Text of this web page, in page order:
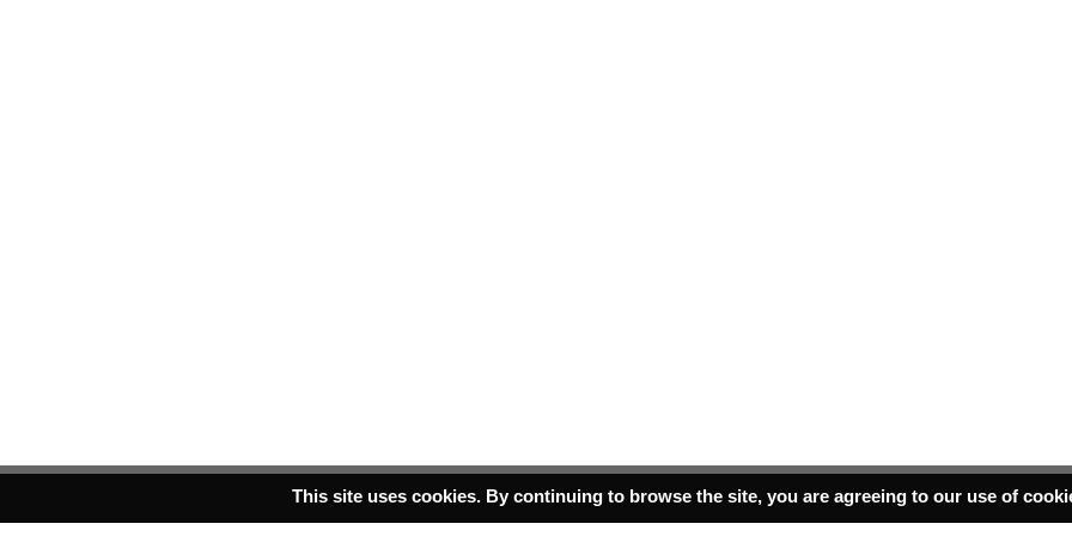
This site uses cookies. By continuing to browse the site, you are agreeing to our use of